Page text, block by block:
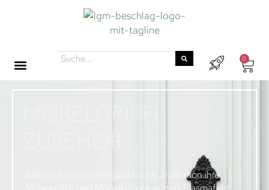
0
MÖBELGRIFF-
ZUBEHÖR
Während einige intergalaktische Zivilisation ihre